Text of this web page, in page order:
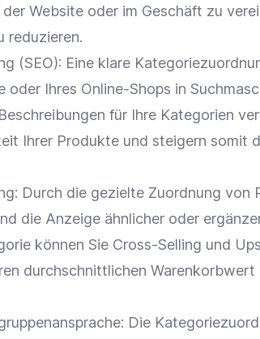
der Website oder im Geschäft zu
reduzieren.
(SEO): Eine klare
oder Ihres Online-Shops in
für Ihre Kategorien
Ihrer Produkte und steigern somit
: Durch die gezielte Zuordnung von
die Anzeige ähnlicher oder
können Sie Cross-Selling und
durchschnittlichen Warenkorbwert
: Die